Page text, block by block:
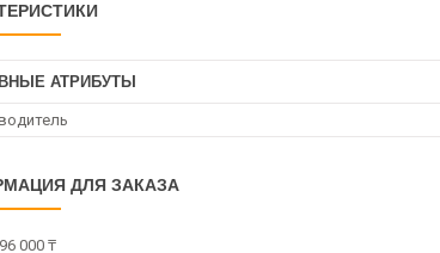
АТРИБУТЫ
ДЛЯ ЗАКАЗА
000 ₸